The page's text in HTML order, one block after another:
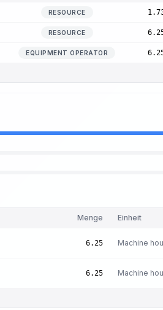
RESOURCE
RESOURCE
EQUIPMENT OPERATOR
Menge Einheit
6.25 Machine
6.25 Machine